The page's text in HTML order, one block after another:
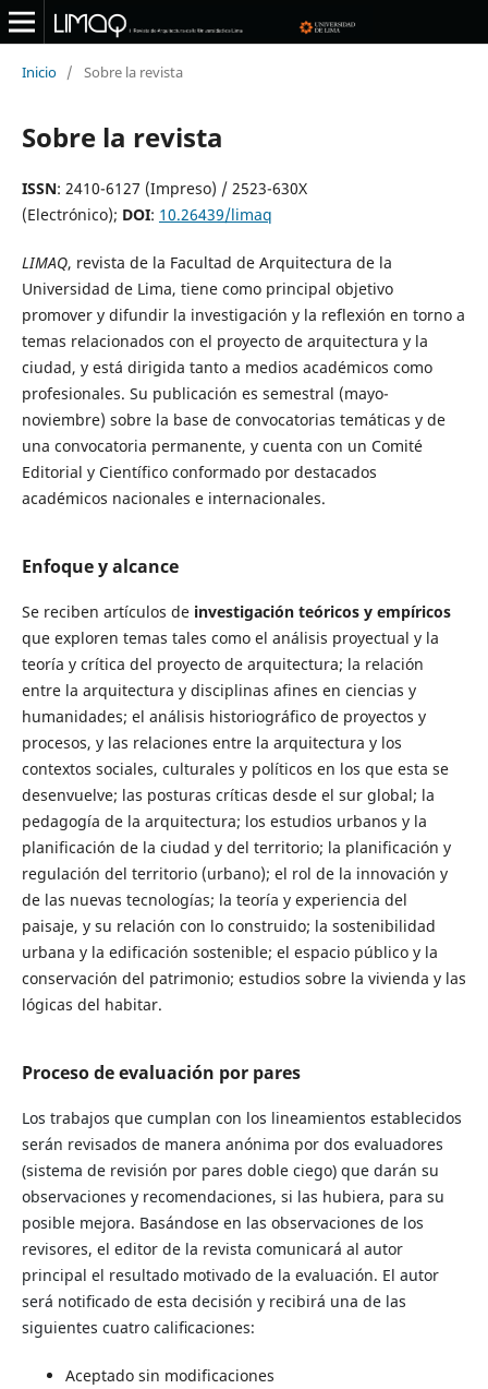
Inicio / Sobre la revista
Sobre la revista
ISSN: 2410-6127 (Impreso) / 2523-630X
(Electrónico); DOI: 10.26439/limaq
LIMAQ, revista de la Facultad de Arquitectura de la
Universidad de Lima, tiene como principal objetivo
promover y difundir la investigación y la reflexión en torno a
temas relacionados con el proyecto de arquitectura y la
ciudad, y está dirigida tanto a medios académicos como
profesionales. Su publicación es semestral (mayo-
noviembre) sobre la base de convocatorias temáticas y de
una convocatoria permanente, y cuenta con un Comité
Editorial y Científico conformado por destacados
académicos nacionales e internacionales.
Enfoque y alcance
Se reciben artículos deinvestigación teóricos y empíricos
que exploren temas tales como el análisis proyectual y la
teoría y crítica del proyecto de arquitectura; la relación
entre la arquitectura y disciplinas afines en ciencias y
humanidades; el análisis historiográfico de proyectos y
procesos, y las relaciones entre la arquitectura y los
contextos sociales, culturales y políticos en los que esta se
desenvuelve; las posturas críticas desde el sur global; la
pedagogía de la arquitectura; los estudios urbanos y la
planificación de la ciudad y del territorio; la planificación y
regulación del territorio (urbano); el rol de la innovación y
de las nuevas tecnologías; la teoría y experiencia del
paisaje, y su relación con lo construido; la sostenibilidad
urbana y la edificación sostenible; el espacio público y la
conservación del patrimonio; estudios sobre la vivienda y las
lógicas del habitar.
Proceso de evaluación por pares
Los trabajos que cumplan con los lineamientos establecidos
serán revisados de manera anónima por dos evaluadores
(sistema de revisión por pares doble ciego) que darán su
observaciones y recomendaciones, si las hubiera, para su
posible mejora. Basándose en las observaciones de los
revisores, el editor de la revista comunicará al autor
principal el resultado motivado de la evaluación. El autor
será notificado de esta decisión y recibirá una de las
siguientes cuatro calificaciones:
Aceptado sin modificaciones